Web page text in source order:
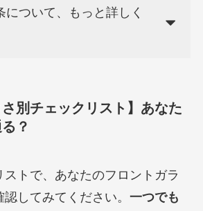
について、もっと詳しく
さ別チェックリスト】あなた
？
ストで、あなたのフロントガラ
してみてください。 一つでも